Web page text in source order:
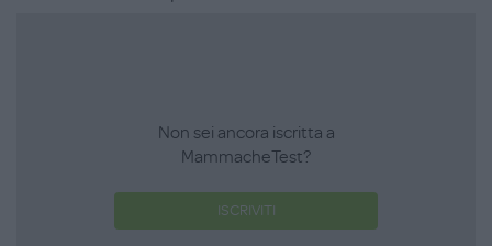
Non sei ancora iscritta a
MammacheTest?
ISCRIVITI